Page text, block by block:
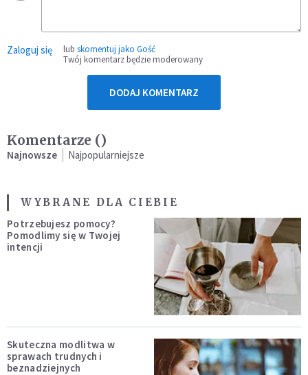
Zaloguj się lub skomentuj jako Gość
Twój komentarz będzie moderowany
DODAJ KOMENTARZ
Komentarze ()
Najnowsze Najpopularniejsze
WYBRANE DLA CIEBIE
Potrzebujesz pomocy?
Pomodlimy się w Twojej
intencji
Skuteczna modlitwa w
sprawach trudnych i
beznadziejnych